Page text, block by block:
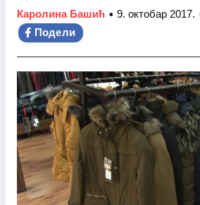
Каролина Башић • 9. октобар 2017.
Подели